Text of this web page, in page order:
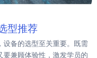
型推荐
设备的选型至关重要。既需
兼顾体验性，激发学员的